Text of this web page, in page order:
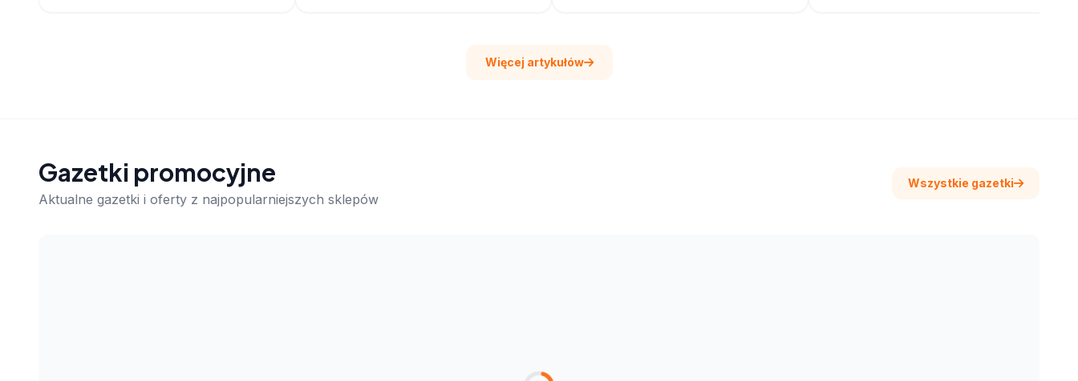
Więcej artykułów
Gazetki promocyjne
Aktualne gazetki i oferty z najpopularniejszych sklepów
Wszystkie gazetki